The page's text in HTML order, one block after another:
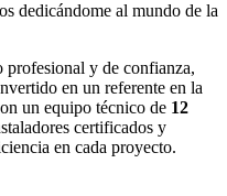
dedicándome al mundo de la
y de confianza,
en un referente en la
un equipo técnico de 12
certificados y
en cada proyecto.